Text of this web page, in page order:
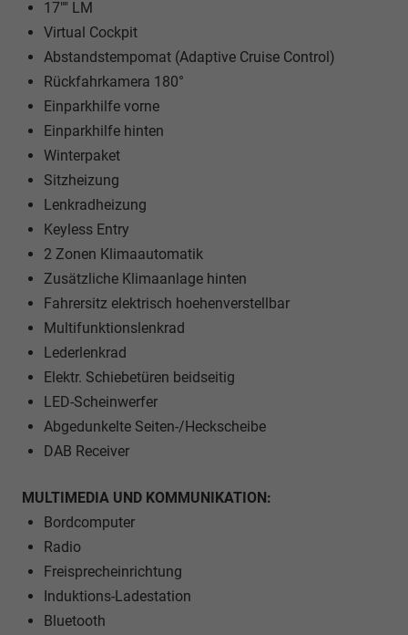
17"" LM
Virtual Cockpit
Abstandstempomat (Adaptive Cruise Control)
Rückfahrkamera 180°
Einparkhilfe vorne
Einparkhilfe hinten
Winterpaket
Sitzheizung
Lenkradheizung
Keyless Entry
2 Zonen Klimaautomatik
Zusätzliche Klimaanlage hinten
Fahrersitz elektrisch hoehenverstellbar
Multifunktionslenkrad
Lederlenkrad
Elektr. Schiebetüren beidseitig
LED-Scheinwerfer
Abgedunkelte Seiten-/Heckscheibe
DAB Receiver
MULTIMEDIA UND KOMMUNIKATION:
Bordcomputer
Radio
Freisprecheinrichtung
Induktions-Ladestation
Bluetooth